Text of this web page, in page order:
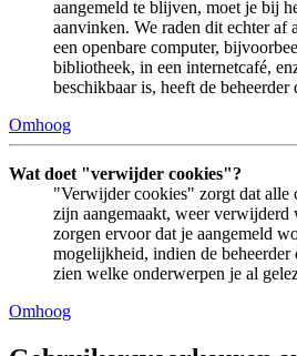
aangemeld te blijven, moet je bij
aanvinken. We raden dit echter af
een openbare computer,
bibliotheek, in een internetcafé,
beschikbaar is, heeft de beheerder
Omhoog
Wat doet "verwijder cookies"?
"Verwijder cookies" zorgt dat alle
zijn aangemaakt, weer verwijderd
zorgen ervoor dat je aangemeld
mogelijkheid, indien de
zien welke onderwerpen je al
Omhoog